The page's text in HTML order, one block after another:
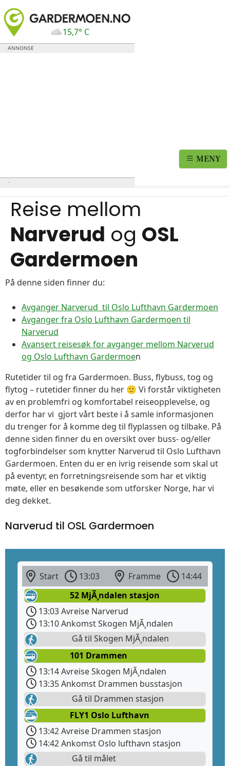
15,7° C
MENY
Reise mellom
Narverud og OSL
Gardermoen
På denne siden finner du:
Avganger Narverud til Oslo Lufthavn Gardermoen
Avganger fra Oslo Lufthavn Gardermoen til
Narverud
Avansert reisesøk for avganger mellom Narverud
og Oslo Lufthavn Gardermoen
Rutetider til og fra Gardermoen. Buss, flybuss, tog og
flytog – rutetider finner du her 🙂 Vi forstår viktigheten
av en problemfri og komfortabel reiseopplevelse, og
derfor har vi gjort vårt beste i å samle informasjonen
du trenger for å komme deg til flyplassen og tilbake. På
denne siden finner du en oversikt over buss- og/eller
togforbindelser som knytter Narverud til Oslo Lufthavn
Gardermoen. Enten du er en ivrig reisende som skal ut
på eventyr, en forretningsreisende som har et viktig
møte, eller en besøkende som utforsker Norge, har vi
deg dekket.
Narverud til OSL Gardermoen
Start 13:03 Framme
14:44
52 MjÃ¸ndalen stasjon
13:03 Avreise Narverud
13:10 Ankomst Skogen MjÃ¸ndalen
Gå til Skogen MjÃ¸ndalen
101 Drammen
13:14 Avreise Skogen MjÃ¸ndalen
13:35 Ankomst Drammen busstasjon
Gå til Drammen stasjon
FLY1 Oslo Lufthavn
13:42 Avreise Drammen stasjon
14:42 Ankomst Oslo lufthavn stasjon
Gå til målet